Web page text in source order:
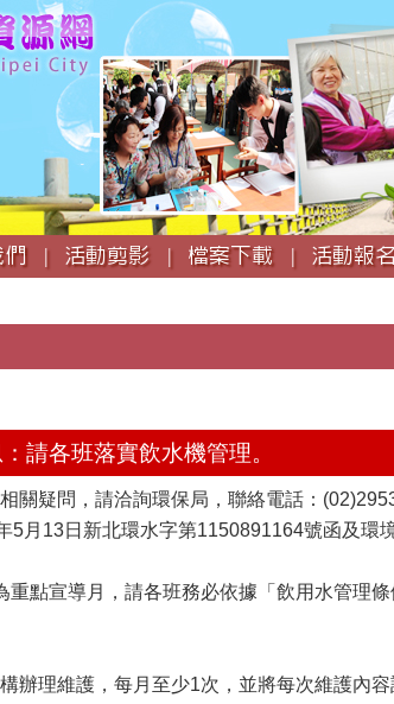
跳
到
主
要
內
容
們 | 活動剪影 | 檔案下載 | 活動報
請各班落實飲水機管理。
關疑問，請洽詢環保局，聯絡電話：
5月13日新北環水字第1150891164號函及
重點宣導月，請各班務必依據「飲用水管理
辦理維護，每月至少1次，並將每次維護內